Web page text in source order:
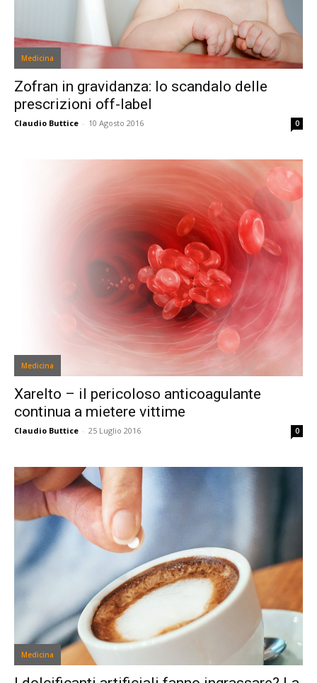
Medicina
Zofran in gravidanza: lo scandalo delle
prescrizioni off-label
Claudio Buttice - 10 Agosto 2016 0
Medicina
Xarelto – il pericoloso anticoagulante
continua a mietere vittime
Claudio Buttice - 25 Luglio 2016 0
Medicina